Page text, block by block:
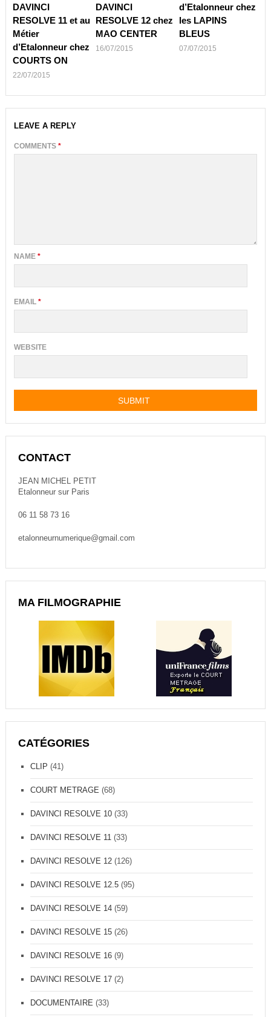
DAVINCI
RESOLVE 11 et au
Métier
d’Etalonneur chez
COURTS ON
22/07/2015
DAVINCI
RESOLVE 12 chez
MAO CENTER
16/07/2015
d’Etalonneur chez
les LAPINS
BLEUS
07/07/2015
LEAVE A REPLY
COMMENTS *
NAME *
EMAIL *
WEBSITE
CONTACT
JEAN MICHEL PETIT
Etalonneur sur Paris
06 11 58 73 16
etalonneurnumerique@gmail.com
MA FILMOGRAPHIE
CATÉGORIES
CLIP (41)
COURT METRAGE (68)
DAVINCI RESOLVE 10(33)
DAVINCI RESOLVE 11(33)
DAVINCI RESOLVE 12(126)
DAVINCI RESOLVE 12.5(95)
DAVINCI RESOLVE 14(59)
DAVINCI RESOLVE 15(26)
DAVINCI RESOLVE 16(9)
DAVINCI RESOLVE 17(2)
DOCUMENTAIRE (33)